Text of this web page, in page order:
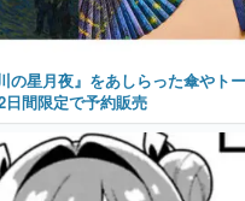
の星月夜』をあしらった傘やト
間限定で予約販売